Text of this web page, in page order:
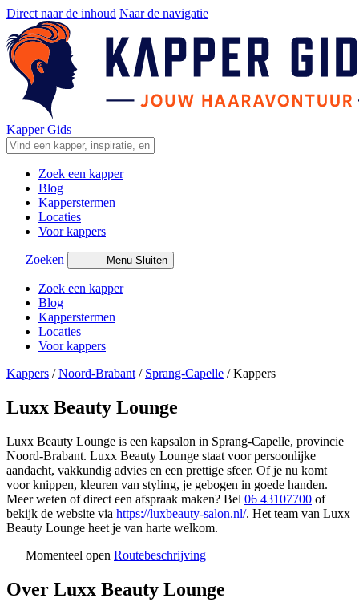
Direct naar de inhoud Naar de navigatie
Kapper Gids
Zoek een kapper
Blog
Kapperstermen
Locaties
Voor kappers
Zoeken Menu Sluiten
Zoek een kapper
Blog
Kapperstermen
Locaties
Voor kappers
Kappers /Noord-Brabant / Sprang-Capelle /Kappers
Luxx Beauty Lounge
Luxx Beauty Lounge is een kapsalon in Sprang-Capelle, provincie
Noord-Brabant. Luxx Beauty Lounge staat voor persoonlijke
aandacht, vakkundig advies en een prettige sfeer. Of je nu komt
voor knippen, kleuren van styling, je gebogen in goede handen.
Meer weten of direct een afspraak maken? Bel 06 43107700 of
bekijk de website via https://luxbeauty-salon.nl/. Het team van Luxx
Beauty Lounge heet je van harte welkom.
Momenteel open Routebeschrijving
+
Over Luxx Beauty Lounge